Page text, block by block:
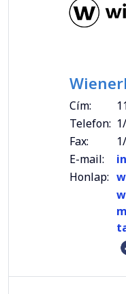
Cím:
Telefon:
Fax:
E-mail:
Honlap: